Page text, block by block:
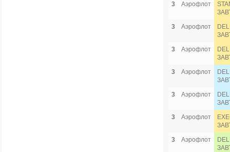
3
Аэрофлот
3
Аэрофлот
3
Аэрофлот
3
Аэрофлот
3
Аэрофлот
3
Аэрофлот
3
Аэрофлот